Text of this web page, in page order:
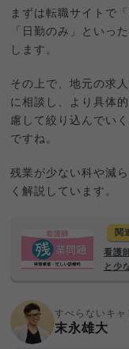
まずは転職サイトで
「日勤のみ」といっ
します。
その上で、地元の求
に相談し、より具体
慮して絞り込んでい
ですね。
残業が少ない科や減
く解説しています。
関
看護
と少
すべらないキ
末永雄大